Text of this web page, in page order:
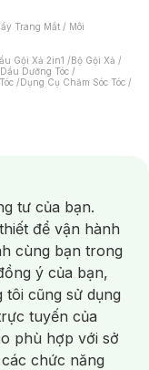
Trang Mắt / Môi
Gội Xả 2in1 /Bộ Gội Xả /
Dưỡng Tóc /
/Dụng Cụ Chăm Sóc Tóc /
/Nước Rửa Tay/
Điện/
Nước Súc Miệng/
/Dưỡng Vùng Kín/
Cạo Râu /Dao Cạo Râu/
/ Da Mụn/
Nhang
Mặt Máy Chăm Sóc Da
tư của bạn.
để vận hành
cùng bạn trong
ý của bạn,
cũng sử dụng
tuyến của
phù hợp với sở
chức năng